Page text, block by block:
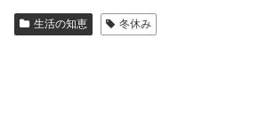
生活の知恵 冬休み